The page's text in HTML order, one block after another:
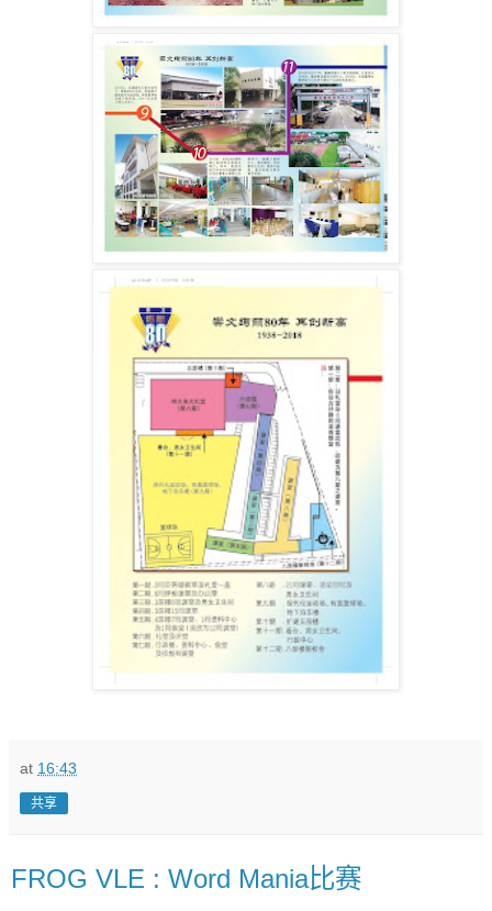
at 16:43
共享
FROG VLE : Word Mania比赛